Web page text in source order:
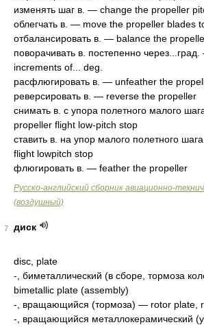
изменять шаг в. — change the propeller
облегчать в. — move the propeller blades
отбалансировать в. — balance the
поворачивать в. постепенно
increments of... deg.
расфлюгировать в. — unfeather the
реверсировать в. — reverse the propeller
снимать в. с упора полетного малого
propeller flight low-pitch stop
ставить в. на упор малого полетного
flight lowpitch stop
флюгировать в. — feather the propeller
Русско-английский сборник авиационно-
(воздушный)
7 диск
disc, plate
-, биметаллический (в сборе, тормоза
bimetallic plate (assembly)
-, вращающийся (тормоза) — rotor plate,
-, вращающийся металлокерамический